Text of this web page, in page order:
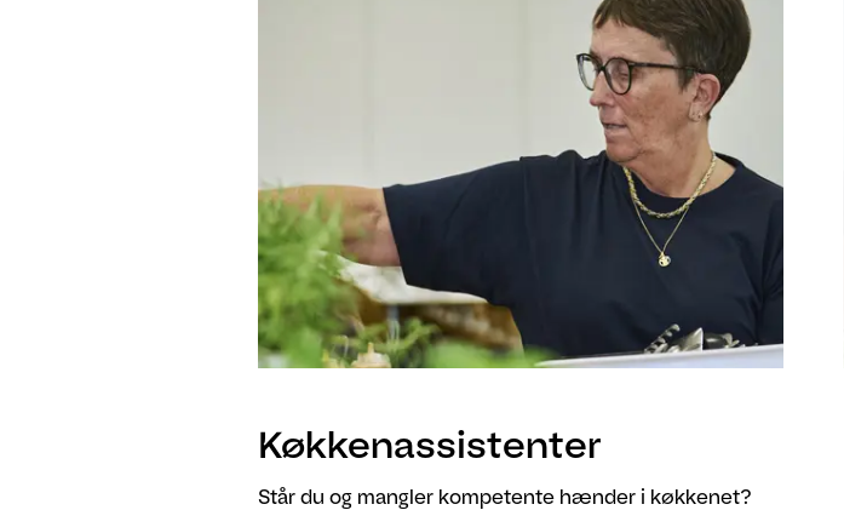
Køkkenassistenter
Står du og mangler kompetente hænder i køkkenet?